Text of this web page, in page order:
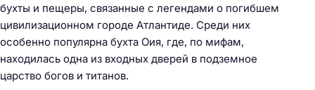
бухты и пещеры, связанные с легендами о погибшем
цивилизационном городе Атлантиде. Среди них
особенно популярна бухта Оия, где, по мифам,
находилась одна из входных дверей в подземное
царство богов и титанов.